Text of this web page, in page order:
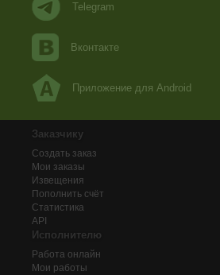
Telegram
Вконтакте
Приложение для Android
Заказчику
Создать заказ
Мои заказы
Извещения
Пополнить счёт
Статистика
API
Исполнителю
Работа онлайн
Мои работы